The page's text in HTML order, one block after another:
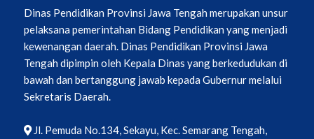
Dinas Pendidikan Provinsi Jawa Tengah merupakan unsur
pelaksana pemerintahan Bidang Pendidikan yang menjadi
kewenangan daerah. Dinas Pendidikan Provinsi Jawa
Tengah dipimpin oleh Kepala Dinas yang berkedudukan di
bawah dan bertanggung jawab kepada Gubernur melalui
Sekretaris Daerah.
Jl. Pemuda No.134, Sekayu, Kec. Semarang Tengah,